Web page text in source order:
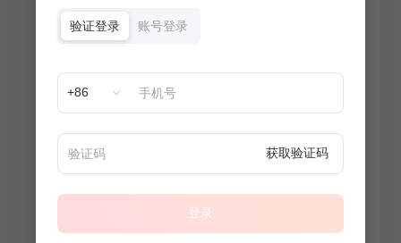
验证登录 账号登录
+86
获取验证码
登录